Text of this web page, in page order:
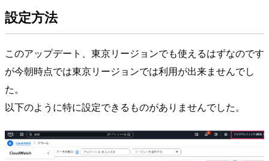
設定方法
このアップデート、東京リージョンでも使えるはずなのです
が今朝時点では東京リージョンでは利用が出来ませんでし
た。
以下のように特に設定できるものがありませんでした。